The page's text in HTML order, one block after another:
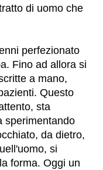
di uomo che
perfezionato
Fino ad allora si
a mano,
Questo
sta
sperimentando
da dietro,
si
forma. Oggi un